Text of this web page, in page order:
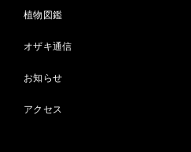
植物図鑑
オザキ通信
お知らせ
アクセス